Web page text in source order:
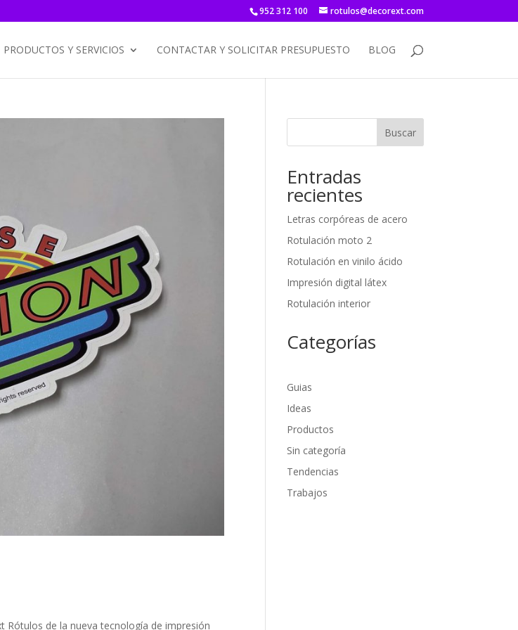
952 312 100 rotulos@decorext.com
PRODUCTOS Y SERVICIOS CONTACTAR Y SOLICITAR PRESUPUESTO BLOG
de la nueva tecnología de impresión
Buscar
Entradas
recientes
Letras corpóreas de acero
Rotulación moto 2
Rotulación en vinilo ácido
Impresión digital látex
Rotulación interior
Categorías
Guias
Ideas
Productos
Sin categoría
Tendencias
Trabajos